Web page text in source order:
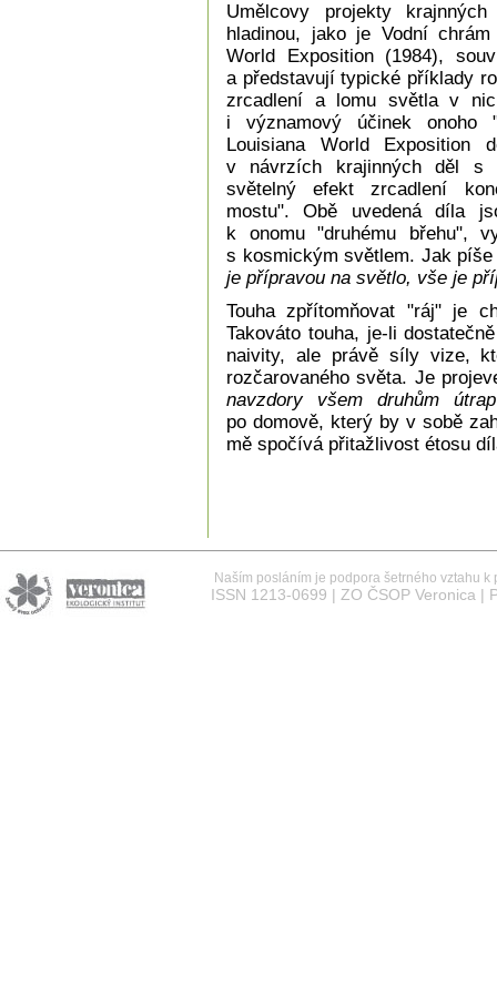
Umělcovy projekty
hladinou, jako je Vodní
World Exposition (1984),
a představují typické příklady
zrcadlení a lomu světla v
i významový účinek onoho
Louisiana World Exposition
v návrzích krajinných děl s
světelný efekt zrcadlení
mostu". Obě uvedená díla
k onomu "druhému břehu",
s kosmickým světlem. Jak
je přípravou na světlo, vše je
Touha zpřítomňovat "ráj" je
Takováto touha, je-li
naivity, ale právě síly vize,
rozčarovaného světa. Je
navzdory všem druhům
po domově, který by v sobě
mě spočívá přitažlivost étosu
Naším posláním je podpora šetrného vztahu
ISSN 1213-0699 | ZO ČSOP Veronica |